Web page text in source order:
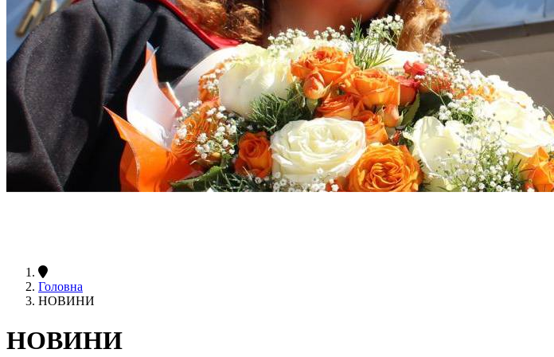
Головна
НОВИНИ
НОВИНИ